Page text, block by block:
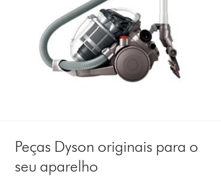
Peças Dyson originais para o
seu aparelho